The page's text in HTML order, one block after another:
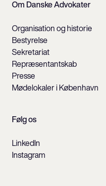
Om Danske Advokater
Organisation og historie
Bestyrelse
Sekretariat
Repræsentantskab
Presse
Mødelokaler i København
Følg os
LinkedIn
Instagram